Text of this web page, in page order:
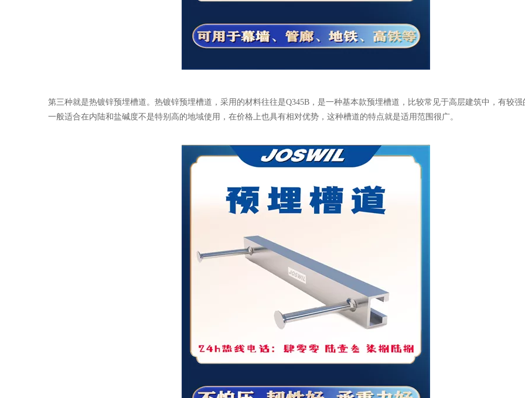
第三种就是热镀锌预埋槽道。热镀锌预埋槽道，采用的材料往往是Q345B，是一种基本款预埋槽道，比较常见于高层建筑中，有较
一般适合在内陆和盐碱度不是特别高的地域使用，在价格上也具有相对优势，这种槽道的特点就是适用范围很广。